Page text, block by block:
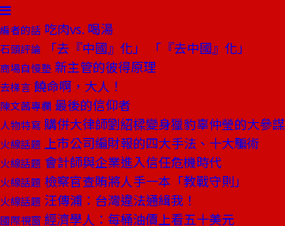
編者的話 吃肉vs. 喝湯
石頭評論 「去『中國』化」 「『去中國』化」
商場自慢塾 新主管的彼得原理
去梯言 饒命啊，大人！
陳文茜專欄 最後的信仰者
人物特寫 購併大律師劉紹樑變身獵豹辜仲瑩的大參謀
火線話題 上市公司編財報的四大手法、十大騙術
火線話題 會計師與企業進入信任危機時代
火線話題 檢察官查賄將人手一本「教戰守則」
火線話題 汪傳浦：台灣違法通緝我！
國際視窗 經濟學人：每桶油價上看五十美元